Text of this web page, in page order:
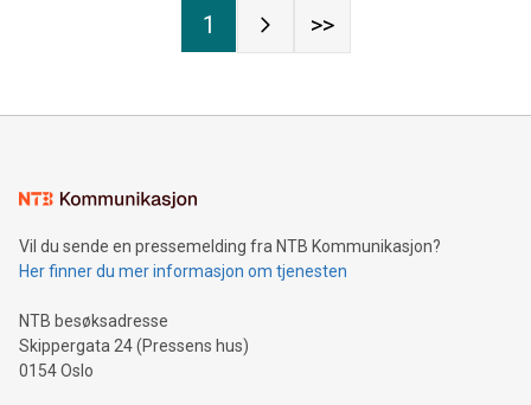
1 >>
Vil du sende en pressemelding fra NTB Kommunikasjon?
Her finner du mer informasjon om tjenesten
NTB besøksadresse
Skippergata 24 (Pressens hus)
0154 Oslo